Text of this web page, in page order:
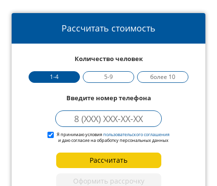
Рассчитать стоимость
Количество человек
1-4 5-9 более 10
Введите номер телефона
Я принимаю условияпользовательского соглашения
и даю согласие на обработку персональных данных
Рассчитать
Оформить рассрочку